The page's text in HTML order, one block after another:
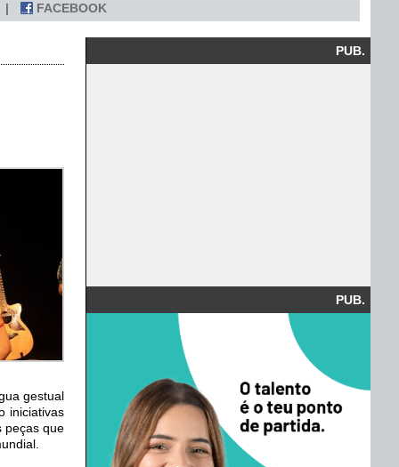
FACEBOOK
gestual
iniciativas
peças que
PUB.
PUB.